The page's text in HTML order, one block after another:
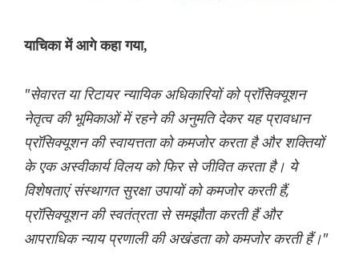
याचिका में आगे कहा गया,
"सेवारत या रिटायर न्यायिक अधिकारियों को प्रॉसिक्यूशन
नेतृत्व की भूमिकाओं में रहने की अनुमति देकर यह प्रावधान
प्रॉसिक्यूशन की स्वायत्तता को कमजोर करता है और शक्तियों
के एक अस्वीकार्य विलय को फिर से जीवित करता है। ये
विशेषताएं संस्थागत सुरक्षा उपायों को कमजोर करती हैं,
प्रॉसिक्यूशन की स्वतंत्रता से समझौता करती हैं और
आपराधिक न्याय प्रणाली की अखंडता को कमजोर करती हैं।"